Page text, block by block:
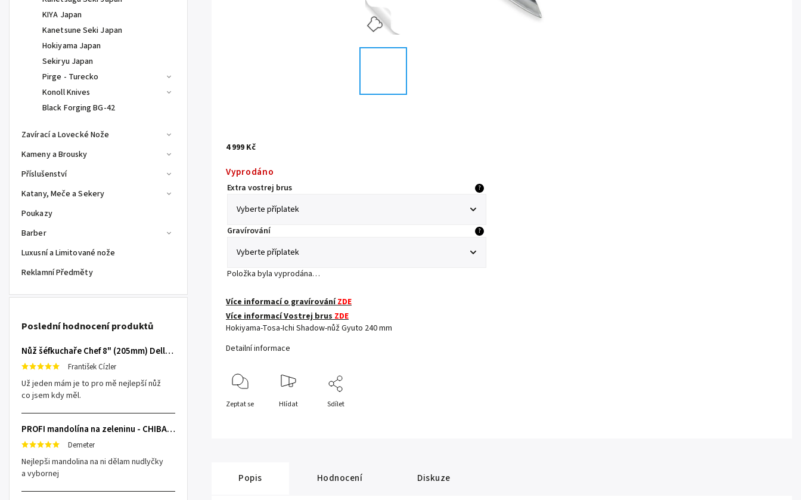
KIYA Japan
Kanetsune Seki Japan
Hokiyama Japan
Sekiryu Japan
Pirge - Turecko
Konoll Knives
Black Forging BG-42
Zavírací a Lovecké Nože
Kameny a Brousky
Příslušenství
Katany, Meče a Sekery
Poukazy
Barber
Luxusní a Limitované nože
Reklamní Předměty
Poslední hodnocení produktů
Nůž šéfkuchaře Chef 8" (205mm) Dellinger TOIVO - Professional Damascus
František Cízler
Už jeden mám je to pro mě nejlepší nůž
co jsem kdy měl.
PROFI mandolína na zeleninu - CHIBA Japan, sengiri slicekun
Demeter
Nejlepši mandolina na ni dělam nudlyčky
a vybornej
4 999 Kč
Vyprodáno
Extra vostrej brus ?
Gravírování ?
Položka byla vyprodána…
Více informací o gravírováníZDE
Více informací Vostrej brusZDE
Hokiyama-Tosa-Ichi Shadow-nůž Gyuto 240 mm
Detailní informace
Zeptat se Hlídat Sdílet
Popis Hodnocení Diskuze